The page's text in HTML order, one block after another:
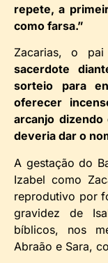
repete, a
como farsa.”
Zacarias, o
sacerdote
sorteio para
oferecer
arcanjo
deveria dar o
A gestação do
Izabel como
reprodutivo por
gravidez de
bíblicos, nos
Abraão e Sara,